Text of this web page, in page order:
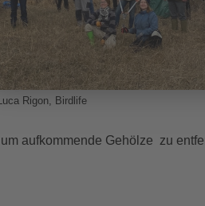
Rigon, Birdlife
aufkommende Gehölze zu